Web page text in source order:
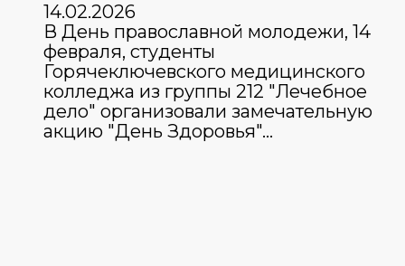
14.02.2026
В День православной молодежи, 14
февраля, студенты
Горячеключевского медицинского
колледжа из группы 212 "Лечебное
дело" организовали замечательную
акцию "День Здоровья"…